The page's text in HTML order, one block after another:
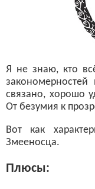
Я не знаю, кто
связано, хорошо
От безумия к
Вот как
Змееносца.
Плюсы: